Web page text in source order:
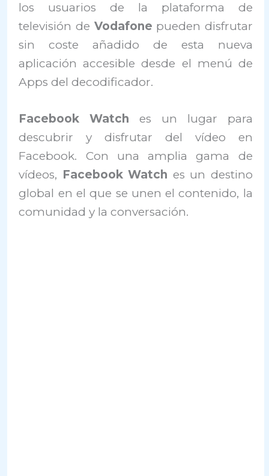
los usuarios de la plataforma de
televisión de Vodafone pueden disfrutar
sin coste añadido de esta nueva
aplicación accesible desde el menú de
Apps del decodificador.
Facebook Watch es un lugar para
descubrir y disfrutar del vídeo en
Facebook. Con una amplia gama de
vídeos, Facebook Watch es un destino
global en el que se unen el contenido, la
comunidad y la conversación.